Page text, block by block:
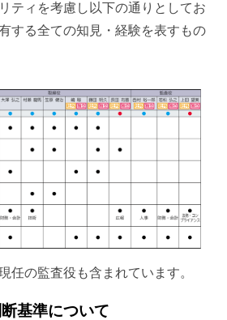
ティを考慮し以下の通りとしてお
する全ての知見・経験を表すもの
任の監査役も含まれています。
基準について